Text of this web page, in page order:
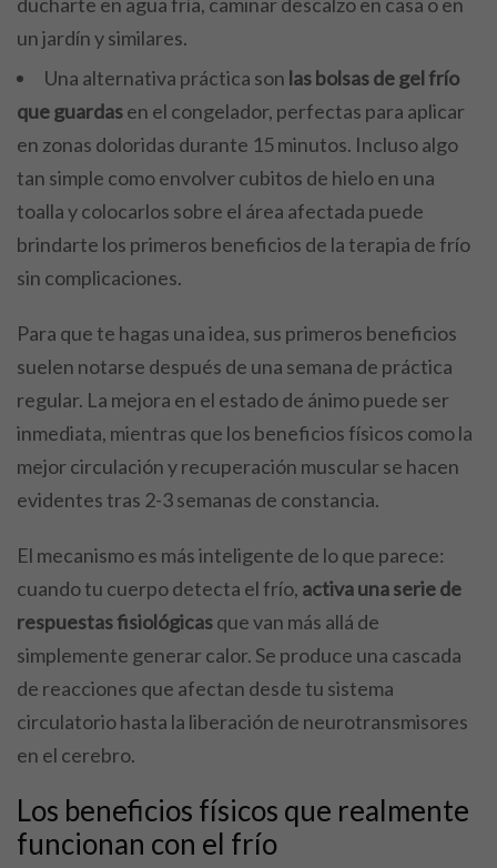
un jardín y similares.
Una alternativa práctica son las bolsas de gel frío
que guardasen el congelador, perfectas para aplicar
en zonas doloridas durante 15 minutos. Incluso algo
tan simple como envolver cubitos de hielo en una
toalla y colocarlos sobre el área afectada puede
brindarte los primeros beneficios de la terapia de frío
sin complicaciones.
Para que te hagas una idea, sus primeros beneficios
suelen notarse después de una semana de práctica
regular. La mejora en el estado de ánimo puede ser
inmediata, mientras que los beneficios físicos como la
mejor circulación y recuperación muscular se hacen
evidentes tras 2-3 semanas de constancia.
El mecanismo es más inteligente de lo que parece:
cuando tu cuerpo detecta el frío, activa una serie de
respuestas fisiológicasque van más allá de
simplemente generar calor. Se produce una cascada
de reacciones que afectan desde tu sistema
circulatorio hasta la liberación de neurotransmisores
en el cerebro.
Los beneficios físicos que realmente
funcionan con el frío